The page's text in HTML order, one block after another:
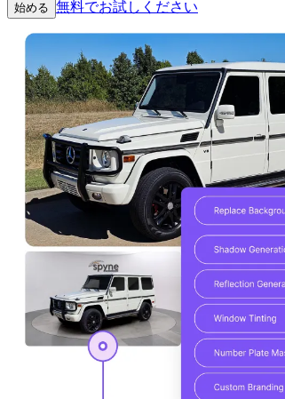
始める 無料でお試しください